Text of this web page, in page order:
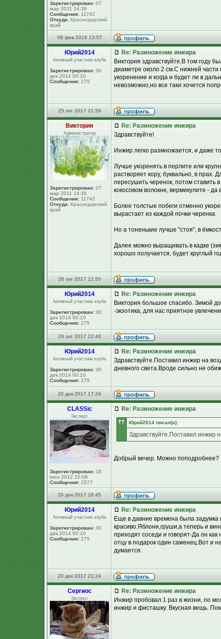
Зарегистрирован: 07
мар 2011 14:36
Сообщения: 11742
Откуда: Краснодарский
край
08 фев 2016 13:57
Юpий2014
Активный участник клуба
Зарегистрирован: 30
дек 2014 00:10
Сообщения: 275
Re: Размножение инжира
Виктория здравствуйте.В том году
диаметре около 2 см.С нижней части
укоренение и когда и будет ли в
невозможно,но все таки хочется
25 окт 2017 21:59
Виктория
Администратор
Зарегистрирован: 07
мар 2011 14:36
Сообщения: 11742
Откуда: Краснодарский
край
Re: Размножение инжира
Здравствуйте!
Инжир легко размножается, и даже
Лучше укоренять в перлите или
растворяет кору, буквально, в прах.
пересушить черенок, потом ставить
кокосовом волокне, вермикулите -
Более толстые побеги отменно
вырастает из каждой почки черенка.
Но а тоненькие лучше "стоя", в
Далее можно выращивать в кадке
хорошо получается, будет круглый
26 окт 2017 12:50
Юpий2014
Активный участник клуба
Зарегистрирован: 30
дек 2014 00:10
Сообщения: 275
Re: Размножение инжира
Виктория большое спасибо. Зимой
-экзотика, для нас приятное
26 окт 2017 22:40
Юpий2014
Активный участник клуба
Зарегистрирован: 30
дек 2014 00:10
Сообщения: 275
Re: Размножение инжира
Здравствуйте.Поставил инжир на
дневного света.Вроде сильно не
20 дек 2017 17:24
CLASSic
Эксперт
Зарегистрирован: 16
июн 2012 22:08
Сообщения: 2577
Re: Размножение инжира
Юpий2014 писал(а):
Здравствуйте.Поставил инжир
Добрый вечер. Можно поподробнее?
20 дек 2017 18:45
Юpий2014
Активный участник клуба
Зарегистрирован: 30
дек 2014 00:10
Сообщения: 275
Re: Размножение инжира
Еще в давние времена была задумка
красиво.Яблони,груши,а теперь и
приходят соседи и говорят-Да он
отцу в подарок один саженец.Вот и
думается.
20 дек 2017 21:24
Сергиос
Эксперт
Re: Размножение инжира
Инжир пробовал 1 раз в жизни, по
инжир и фисташку. Вкусная вещь.